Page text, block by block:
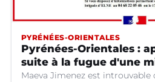
PYRÉNÉES-ORIENTALES
Pyrénées-Orientales :
suite à la fugue d'une
Maeva Jimenez est introuvable